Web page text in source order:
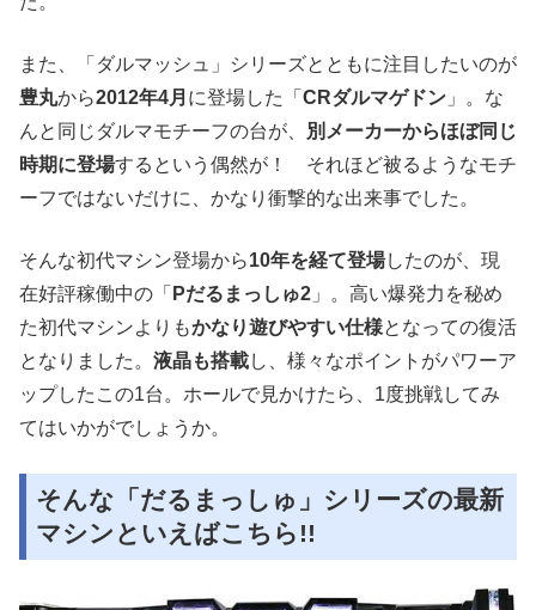
また、「ダルマッシュ」シリーズとともに注目したいのが
豊丸から2012年4月 に登場した「 CRダルマゲドン 」。な
んと同じダルマモチーフの台が、
別メーカーからほぼ同じ
時期に登場するという偶然が！ それほど被るようなモチ
ーフではないだけに、かなり衝撃的な出来事でした。
そんな初代マシン登場から10年を経て登場したのが、現
在好評稼働中の「 Pだるまっしゅ2 」。高い爆発力を秘め
た初代マシンよりもかなり遊びやすい仕様となっての復活
となりました。 液晶も搭載し、様々なポイントがパワーア
ップしたこの1台。ホールで見かけたら、1度挑戦してみ
てはいかがでしょうか。
そんな「だるまっしゅ」シリーズの最新
マシンといえばこちら!!